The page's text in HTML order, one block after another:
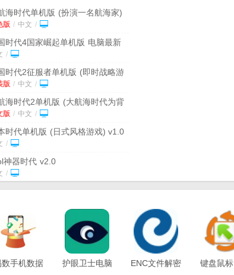
海时代单机版 (扮演一名航海家)
装绿色版
版 / 中文 /
时代4国家崛起单机版 电脑最新
/
时代2征服者单机版 (即时战略游
免安装版
版 / 中文 /
海时代2单机版 (大航海时代为背
中文版
版 / 中文 /
时代单机版 (日式风格游戏) v1.0
版
/
神器时代 v2.0
/
海时代外传免安装版 (玩法高度自
帝国游戏单机版
(策略战争) 中文
版
版 / 中文
时代3修改器
(奇迹时代3十三项修
) 免费版
版 / 中文 /
数手机数据
护眼卫士电脑
ENC文件解密
键盘鼠